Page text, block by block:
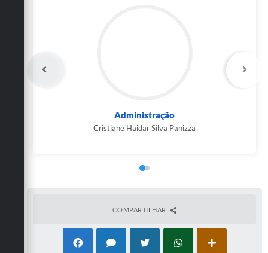
Administração
Cristiane Haidar Silva Panizza
COMPARTILHAR